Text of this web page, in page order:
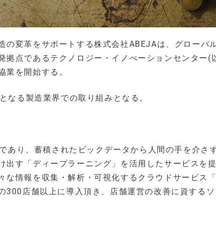
の変革をサポートする株式会社ABEJAは、グローバ
拠点であるテクノロジー・イノべーションセンター(
業を開始する。
なる製造業界での取り組みとなる。
あり、蓄積されたビックデータから人間の手を介さ
出す「ディープラーニング」を活用したサービスを
な情報を収集・解析・可視化するクラウドサービス
300店舗以上に導入頂き、店舗運営の改善に資する